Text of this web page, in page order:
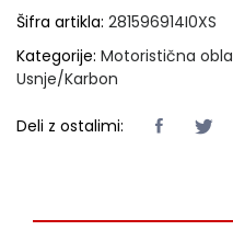
Šifra artikla: 281596914I0XS
Kategorije: Motoristična
Usnje/Karbon
Deli z ostalimi: